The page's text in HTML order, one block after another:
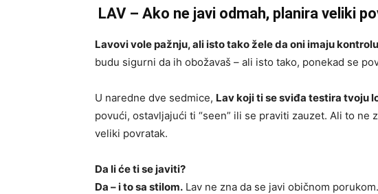
LAV – Ako ne javi odmah, planira veliki
Lavovi vole pažnju, ali isto tako žele da oni imaju
budu sigurni da ih obožavaš – ali isto tako, ponekad se
U naredne dve sedmice, Lav koji ti se sviđa testira tvoju
povući, ostavljajući ti “seen” ili se praviti zauzet. Ali to ne
veliki povratak.
Da li će ti se javiti?
Da – i to sa stilom. Lav ne zna da se javi običnom